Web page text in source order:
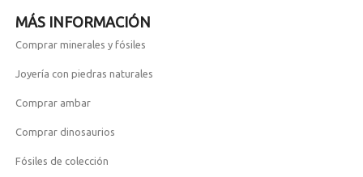
MÁS INFORMACIÓN
Comprar minerales y fósiles
Joyería con piedras naturales
Comprar ambar
Comprar dinosaurios
Fósiles de colección